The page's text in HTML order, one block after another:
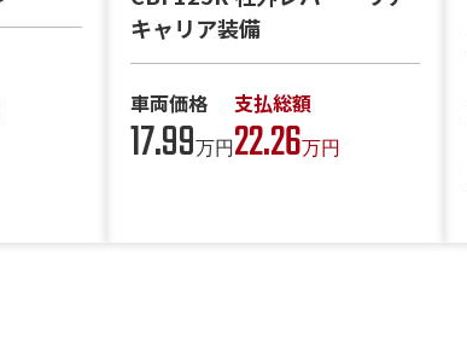
キャリア装備
車両価格
17.99万円
支払総額
22.26万円